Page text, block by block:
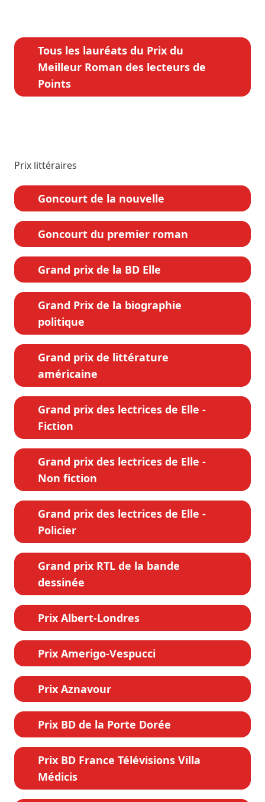
Tous les lauréats du Prix du
Meilleur Roman des lecteurs de
Points
Prix littéraires
Goncourt de la nouvelle
Goncourt du premier roman
Grand prix de la BD Elle
Grand Prix de la biographie
politique
Grand prix de littérature
américaine
Grand prix des lectrices de Elle -
Fiction
Grand prix des lectrices de Elle -
Non fiction
Grand prix des lectrices de Elle -
Policier
Grand prix RTL de la bande
dessinée
Prix Albert-Londres
Prix Amerigo-Vespucci
Prix Aznavour
Prix BD de la Porte Dorée
Prix BD France Télévisions Villa
Médicis